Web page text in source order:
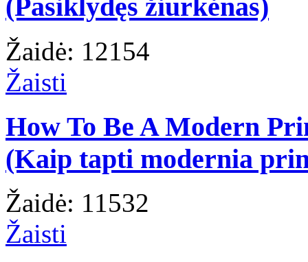
(Pasiklydęs žiurkėnas)
Žaidė: 12154
Žaisti
How To Be A Modern
(Kaip tapti modernia
Žaidė: 11532
Žaisti